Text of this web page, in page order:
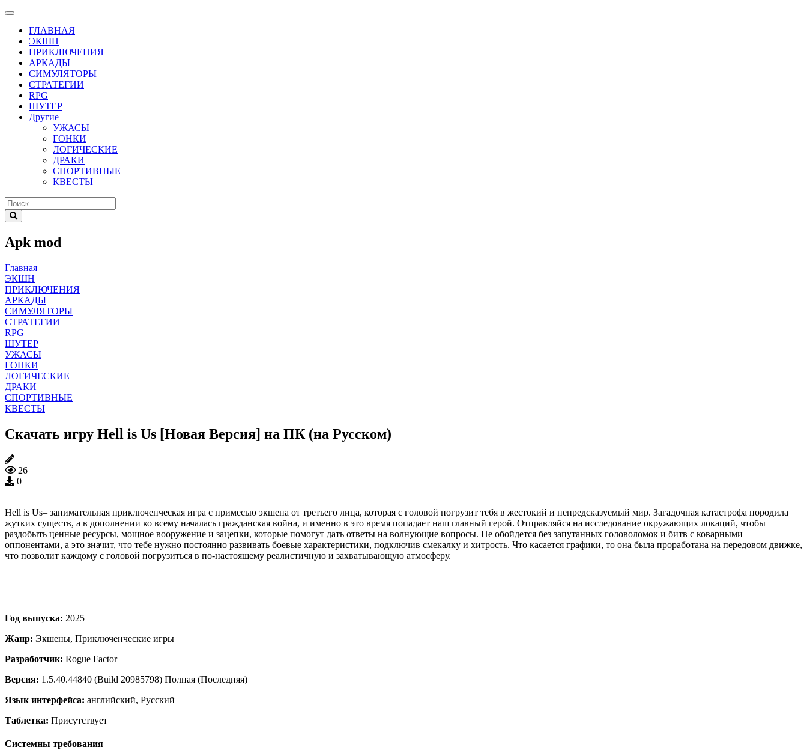
ГЛАВНАЯ
ЭКШН
ПРИКЛЮЧЕНИЯ
АРКАДЫ
СИМУЛЯТОРЫ
СТРАТЕГИИ
RPG
ШУТЕР
Другие
УЖАСЫ
ГОНКИ
ЛОГИЧЕСКИЕ
ДРАКИ
СПОРТИВНЫЕ
КВЕСТЫ
Apk mod
Главная
ЭКШН
ПРИКЛЮЧЕНИЯ
АРКАДЫ
СИМУЛЯТОРЫ
СТРАТЕГИИ
RPG
ШУТЕР
УЖАСЫ
ГОНКИ
ЛОГИЧЕСКИЕ
ДРАКИ
СПОРТИВНЫЕ
КВЕСТЫ
Скачать игру Hell is Us [Новая Версия] на ПК (на Русском)
26
0
Hell is Us– занимательная приключенческая игра с примесью экшена от третьего лица, которая с головой погрузит тебя в жестокий и непредсказуемый мир. Загадочная катастрофа породила
жутких существ, а в дополнении ко всему началась гражданская война, и именно в это время попадает наш главный герой. Отправляйся на исследование окружающих локаций, чтобы
раздобыть ценные ресурсы, мощное вооружение и зацепки, которые помогут дать ответы на волнующие вопросы. Не обойдется без запутанных головоломок и битв с коварными
оппонентами, а это значит, что тебе нужно постоянно развивать боевые характеристики, подключив смекалку и хитрость. Что касается графики, то она была проработана на передовом движке,
что позволит каждому с головой погрузиться в по-настоящему реалистичную и захватывающую атмосферу.
Год выпуска: 2025
Жанр: Экшены, Приключенческие игры
Разработчик: Rogue Factor
Версия: 1.5.40.44840 (Build 20985798) Полная (Последняя)
Язык интерфейса: английский, Русский
Таблетка: Присутствует
Системны требования